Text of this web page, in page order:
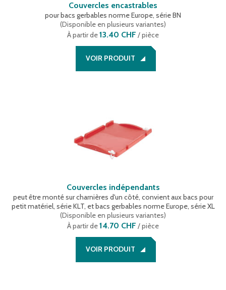
Couvercles encastrables
pour bacs gerbables norme Europe, série BN
(Disponible en plusieurs variantes)
À partir de13.40 CHF / pièce
VOIR PRODUIT
Couvercles indépendants
peut être monté sur charnières d'un côté, convient aux bacs pour
petit matériel, série KLT, et bacs gerbables norme Europe, série XL
(Disponible en plusieurs variantes)
À partir de14.70 CHF / pièce
VOIR PRODUIT